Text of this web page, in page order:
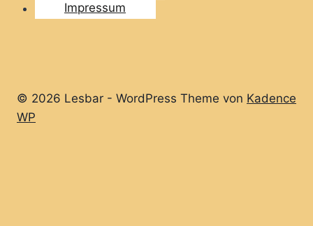
Impressum
© 2026 Lesbar - WordPress Theme von Kadence
WP